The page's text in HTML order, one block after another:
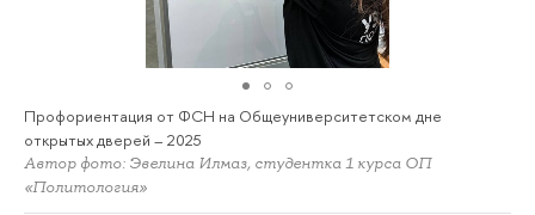
Профориентация от ФСН на Общеуниверситетском дне
открытых дверей – 2025
Автор фото: Эвелина Илмаз, студентка 1 курса ОП
«Политология»